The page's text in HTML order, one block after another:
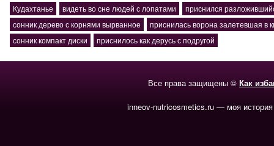
Кудахтанье
видеть во сне людей с лопатами
приснился
сонник дерево с корнями вырванное
приснилась ворона залетевшая в
сонник компакт диски
приснилось как дерусь с подругой
Все права защищены © Как
inneov-nutricosmetics.ru — моя